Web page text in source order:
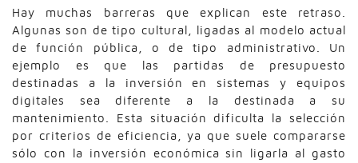
Hay muchas barreras que explican este retraso.
Algunas son de tipo cultural, ligadas al modelo actual
de función pública, o de tipo administrativo. Un
ejemplo es que las partidas de presupuesto
destinadas a la inversión en sistemas y equipos
digitales sea diferente a la destinada a su
mantenimiento. Esta situación dificulta la selección
por criterios de eficiencia, ya que suele compararse
sólo con la inversión económica sin ligarla al gasto